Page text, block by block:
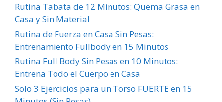
Rutina Tabata de 12 Minutos: Quema Grasa en
Casa y Sin Material
Rutina de Fuerza en Casa Sin Pesas:
Entrenamiento Fullbody en 15 Minutos
Rutina Full Body Sin Pesas en 10 Minutos:
Entrena Todo el Cuerpo en Casa
Solo 3 Ejercicios para un Torso FUERTE en 15